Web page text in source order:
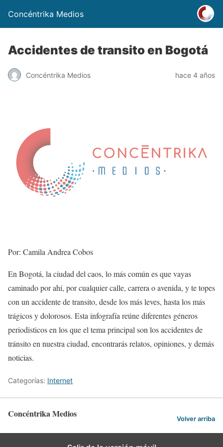
Concéntrika Medios
Accidentes de transito en Bogotá
Concéntrika Medios hace 4 años
Por: Camila Andrea Cobos
En Bogotá, la ciudad del caos, lo más común es que vayas
caminado por ahí, por cualquier calle, carrera o avenida, y te topes
con un accidente de transito, desde los más leves, hasta los más
trágicos y dolorosos. Esta infografía reúne diferentes géneros
periodisticos en los que el tema principal son los accidentes de
tránsito en nuestra ciudad, encontrarás relatos, opiniones, y demás
noticias.
Categorías: Internet
Concéntrika Medios Volver arriba